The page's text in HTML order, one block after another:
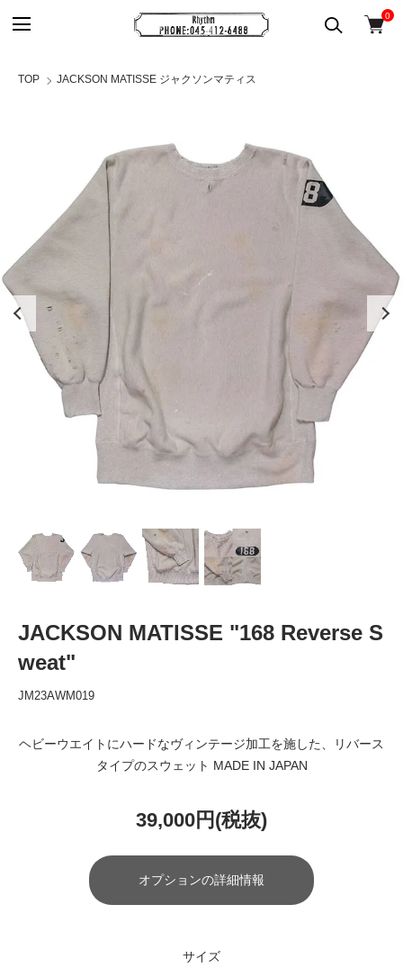
0
TOP JACKSON MATISSE ジャクソンマティス
JACKSON MATISSE "168 Reverse S
weat"
JM23AWM019
ヘビーウエイトにハードなヴィンテージ加工を施した、リバース
タイプのスウェット MADE IN JAPAN
39,000円(税抜)
オプションの詳細情報
サイズ